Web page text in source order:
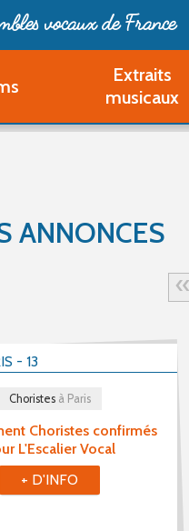
vocaux de France
Extraits
musicaux
ANNONCES
Choristes confirmés
L'Escalier Vocal
Choristesà Paris
- 13
+ D'INFO